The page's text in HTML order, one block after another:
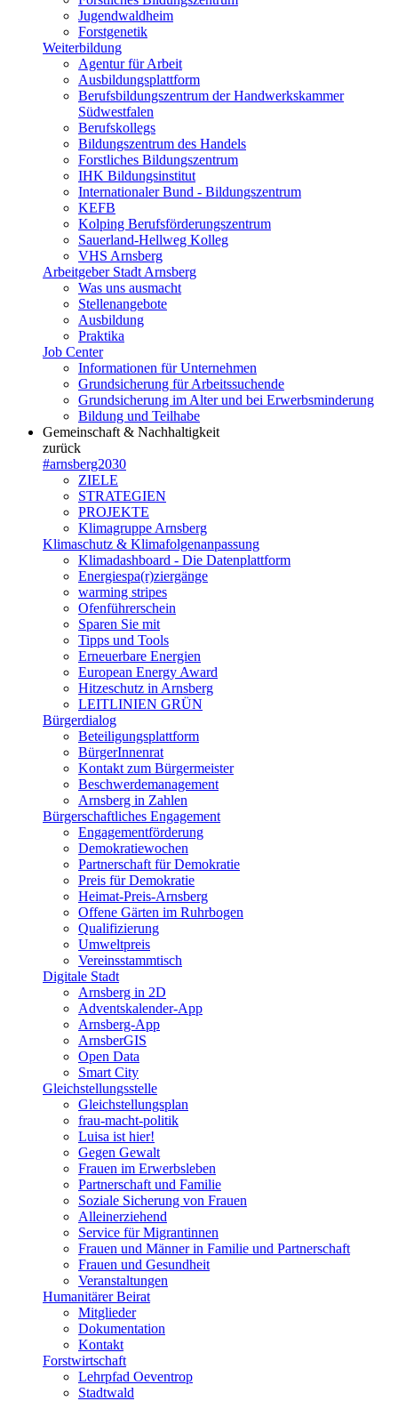
Jugendwaldheim
Forstgenetik
Weiterbildung
Agentur für Arbeit
Ausbildungsplattform
Berufsbildungszentrum der Handwerkskammer
Südwestfalen
Berufskollegs
Bildungszentrum des Handels
Forstliches Bildungszentrum
IHK Bildungsinstitut
Internationaler Bund - Bildungszentrum
KEFB
Kolping Berufsförderungszentrum
Sauerland-Hellweg Kolleg
VHS Arnsberg
Arbeitgeber Stadt Arnsberg
Was uns ausmacht
Stellenangebote
Ausbildung
Praktika
Job Center
Informationen für Unternehmen
Grundsicherung für Arbeitssuchende
Grundsicherung im Alter und bei Erwerbsminderung
Bildung und Teilhabe
Gemeinschaft & Nachhaltigkeit
zurück
#arnsberg2030
ZIELE
STRATEGIEN
PROJEKTE
Klimagruppe Arnsberg
Klimaschutz & Klimafolgenanpassung
Klimadashboard - Die Datenplattform
Energiespa(r)ziergänge
warming stripes
Ofenführerschein
Sparen Sie mit
Tipps und Tools
Erneuerbare Energien
European Energy Award
Hitzeschutz in Arnsberg
LEITLINIEN GRÜN
Bürgerdialog
Beteiligungsplattform
BürgerInnenrat
Kontakt zum Bürgermeister
Beschwerdemanagement
Arnsberg in Zahlen
Bürgerschaftliches Engagement
Engagementförderung
Demokratiewochen
Partnerschaft für Demokratie
Preis für Demokratie
Heimat-Preis-Arnsberg
Offene Gärten im Ruhrbogen
Qualifizierung
Umweltpreis
Vereinsstammtisch
Digitale Stadt
Arnsberg in 2D
Adventskalender-App
Arnsberg-App
ArnsberGIS
Open Data
Smart City
Gleichstellungsstelle
Gleichstellungsplan
frau-macht-politik
Luisa ist hier!
Gegen Gewalt
Frauen im Erwerbsleben
Partnerschaft und Familie
Soziale Sicherung von Frauen
Alleinerziehend
Service für Migrantinnen
Frauen und Männer in Familie und Partnerschaft
Frauen und Gesundheit
Veranstaltungen
Humanitärer Beirat
Mitglieder
Dokumentation
Kontakt
Forstwirtschaft
Lehrpfad Oeventrop
Stadtwald